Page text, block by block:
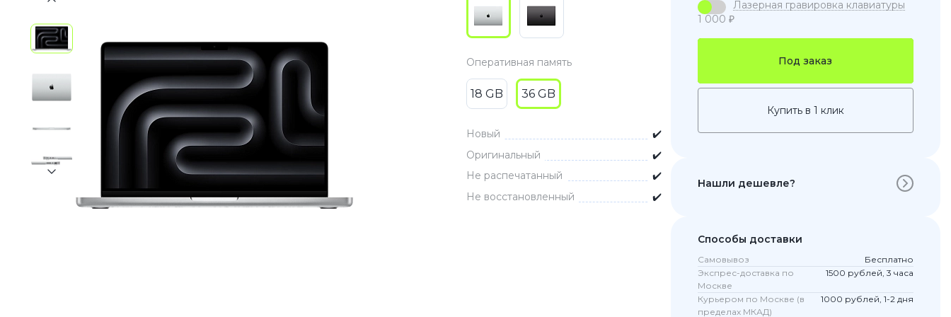
iPhone 11
iPhone SE
Poco
F Series
X Series
Honor
Honor Magic 8 Pro
Оперативная память
18 GB 36 GB
Новый
✔️
Оригинальный
✔️
Не распечатанный
✔️
Не восстановленный
✔️
Лазерная гравировка клавиатуры
1 000 ₽
Под заказ
Купить в 1 клик
Нашли дешевле?
Способы доставки
Самовывоз
Бесплатно
Экспрес-доставка по
Москве
1500 рублей, 3 часа
Курьером по Москве (в
пределах МКАД)
1000 рублей, 1-2 дня